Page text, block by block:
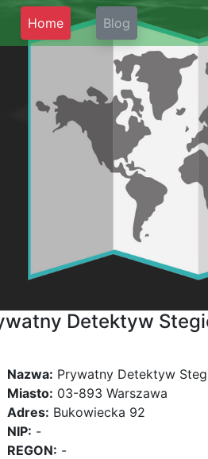
Home Blog
Detektyw
Nazwa: Prywatny Detektyw
Miasto: 03-893 Warszawa
Adres: Bukowiecka 92
NIP: -
REGON: -